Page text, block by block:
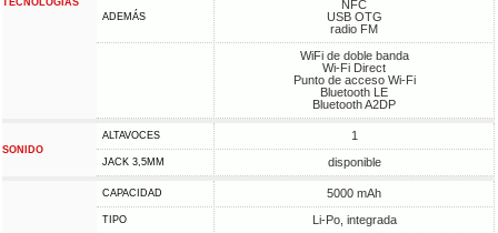
TECNOLOGÍAS
ADEMÁS
NFC
USB OTG
radio FM
WiFi de doble banda
Wi-Fi Direct
Punto de acceso Wi-Fi
Bluetooth LE
Bluetooth A2DP
SONIDO
ALTAVOCES 1
JACK 3,5MM disponible
CAPACIDAD 5000 mAh
TIPO Li-Po, integrada